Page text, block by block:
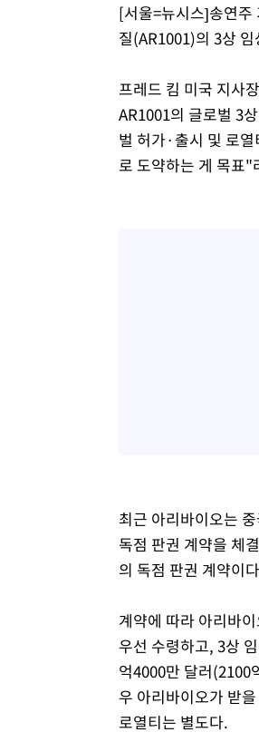
[서울=뉴시스]송연주
질(AR1001)의 3상
프레드 킴 미국 지사
AR1001의 글로벌 3
벌 허가·출시 및 로
로 도약하는 게 목표"
최근 아리바이오는
독점 판권 계약을 체
의 독점 판권 계약이
계약에 따라 아리바
우선 수령하고, 3상
억4000만 달러(2100
우 아리바이오가 받
로열티는 별도다.